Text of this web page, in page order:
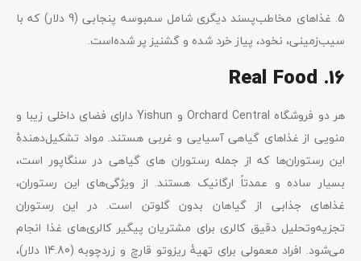
5. غذاهای مخاطب‌پسند دیگری شامل سمبوسه پنجابی (9 دلار) که با
سیب‌زمینی، نخود، پیاز خرد شده و گشنیز پر شده‌است.
16. Real Food
هر دو فروشگاه Orchard Central و Yishun دارای فضای داخلی زیبا و
منویی از غذاهای گیاهی آسیایی و غربی هستند. مواد تشکیل‌دهندۀ
این رستوران‌ها که از جمله رستوران های گیاهی در سنگاپور است،
بسیار ساده و عمدتاً ارگانیک هستند. از ویژگی‌های این رستوران،
غذاهای جذابی از گیاهان بدون گلوتن است. در این رستوران
تجزیه‌وتحلیل دقیق کالری برای مشتریان پیگیر کالری‌های غذا انجام
می‌شود. افراد معمولی برای تهیۀ ریزوتو قارچ و زردچوبه (14.80 دلار)،